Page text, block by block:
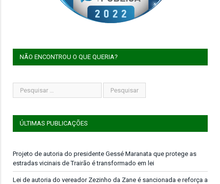
NÃO ENCONTROU O QUE QUERIA?
ÚLTIMAS PUBLICAÇÕES
Projeto de autoria do presidente Gessé Maranata que protege as
estradas vicinais de Trairão é transformado em lei
Lei de autoria do vereador Zezinho da Zane é sancionada e reforça a